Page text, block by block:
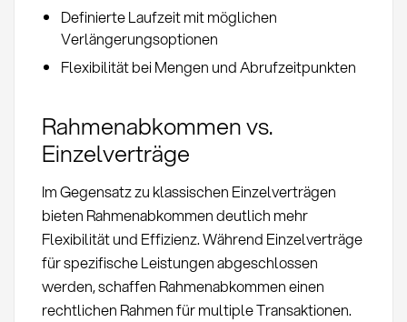
Definierte Laufzeit mit möglichen
Verlängerungsoptionen
Flexibilität bei Mengen und Abrufzeitpunkten
Rahmenabkommen vs.
Einzelverträge
Im Gegensatz zu klassischen Einzelverträgen
bieten Rahmenabkommen deutlich mehr
Flexibilität und Effizienz. Während Einzelverträge
für spezifische Leistungen abgeschlossen
werden, schaffen Rahmenabkommen einen
rechtlichen Rahmen für multiple Transaktionen.